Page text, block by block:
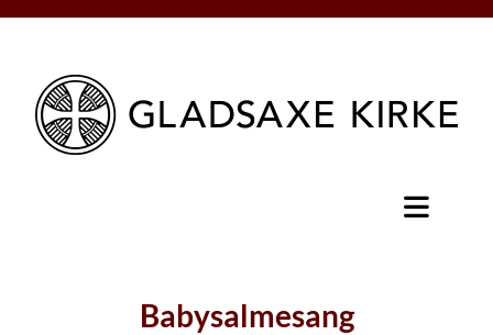
Babysalmesang